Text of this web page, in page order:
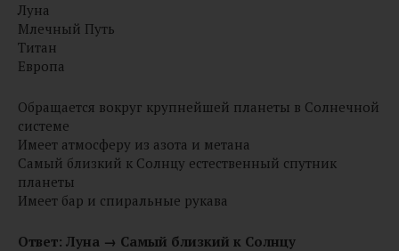
Луна
Млечный Путь
Титан
Европа
Обращается вокруг крупнейшей планеты в Солнечной
системе
Имеет атмосферу из азота и метана
Самый близкий к Солнцу естественный спутник
планеты
Имеет бар и спиральные рукава
Ответ: Луна → Самый близкий к Солнцу